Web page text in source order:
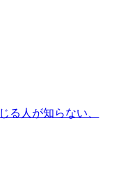
る人が知らない、